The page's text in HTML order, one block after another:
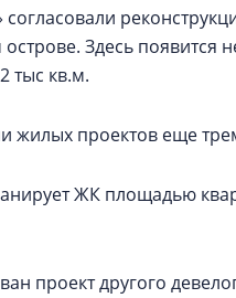
Здесь
тыс кв.м.
жилых проектов еще
ЖК площадью
проект другого